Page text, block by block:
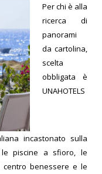
Per chi è alla
ricerca di
panorami
da cartolina,
scelta
obbligata è
UNAHOTELS
incastonato sulla
piscine a sfioro, le
benessere e le